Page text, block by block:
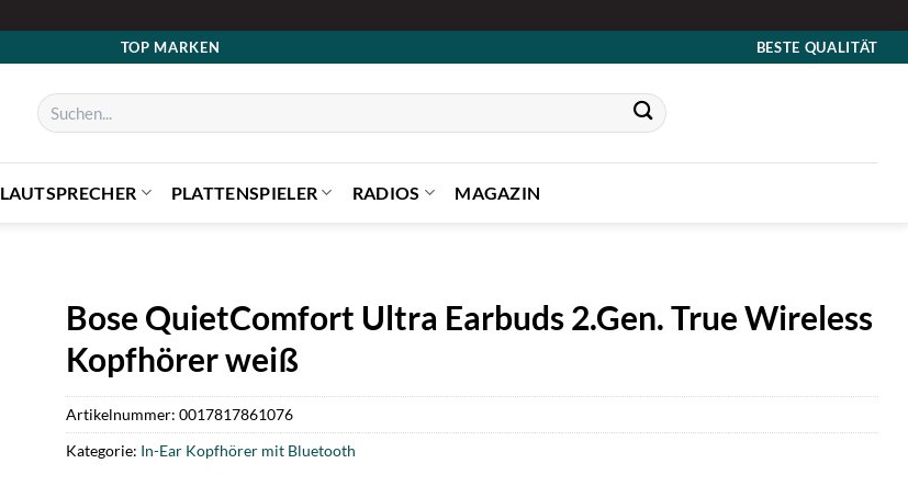
TOP MARKEN BESTE QUALITÄT
Suchen
nach:
LAUTSPRECHER PLATTENSPIELER RADIOS MAGAZIN
Bose QuietComfort Ultra Earbuds 2.Gen. True Wireless
Kopfhörer weiß
Artikelnummer: 0017817861076
Kategorie: In-Ear Kopfhörer mit Bluetooth